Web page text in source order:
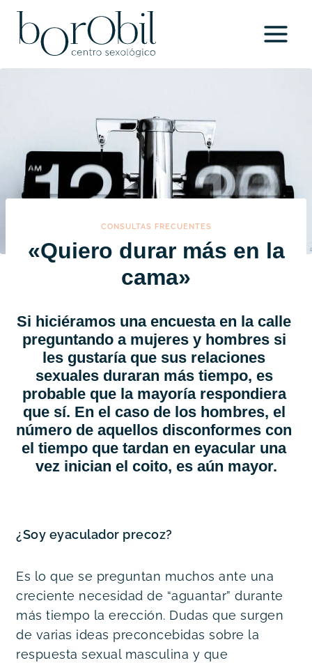
Saltar
contenido
CONSULTAS FRECUENTES
«Quiero durar más en la
cama»
Si hiciéramos una encuesta en la calle
preguntando a mujeres y hombres si
les gustaría que sus relaciones
sexuales duraran más tiempo, es
probable que la mayoría respondiera
que sí. En el caso de los hombres, el
número de aquellos disconformes con
el tiempo que tardan en eyacular una
vez inician el coito, es aún mayor.
¿Soy eyaculador precoz?
Es lo que se preguntan muchos ante una
creciente necesidad de “aguantar” durante
más tiempo la erección. Dudas que surgen
de varias ideas preconcebidas sobre la
respuesta sexual masculina y que